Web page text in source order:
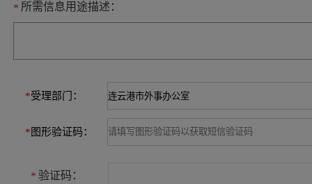
* 所需信息用途描述：
*受理部门：
* 图形验证码：
* 验证码：